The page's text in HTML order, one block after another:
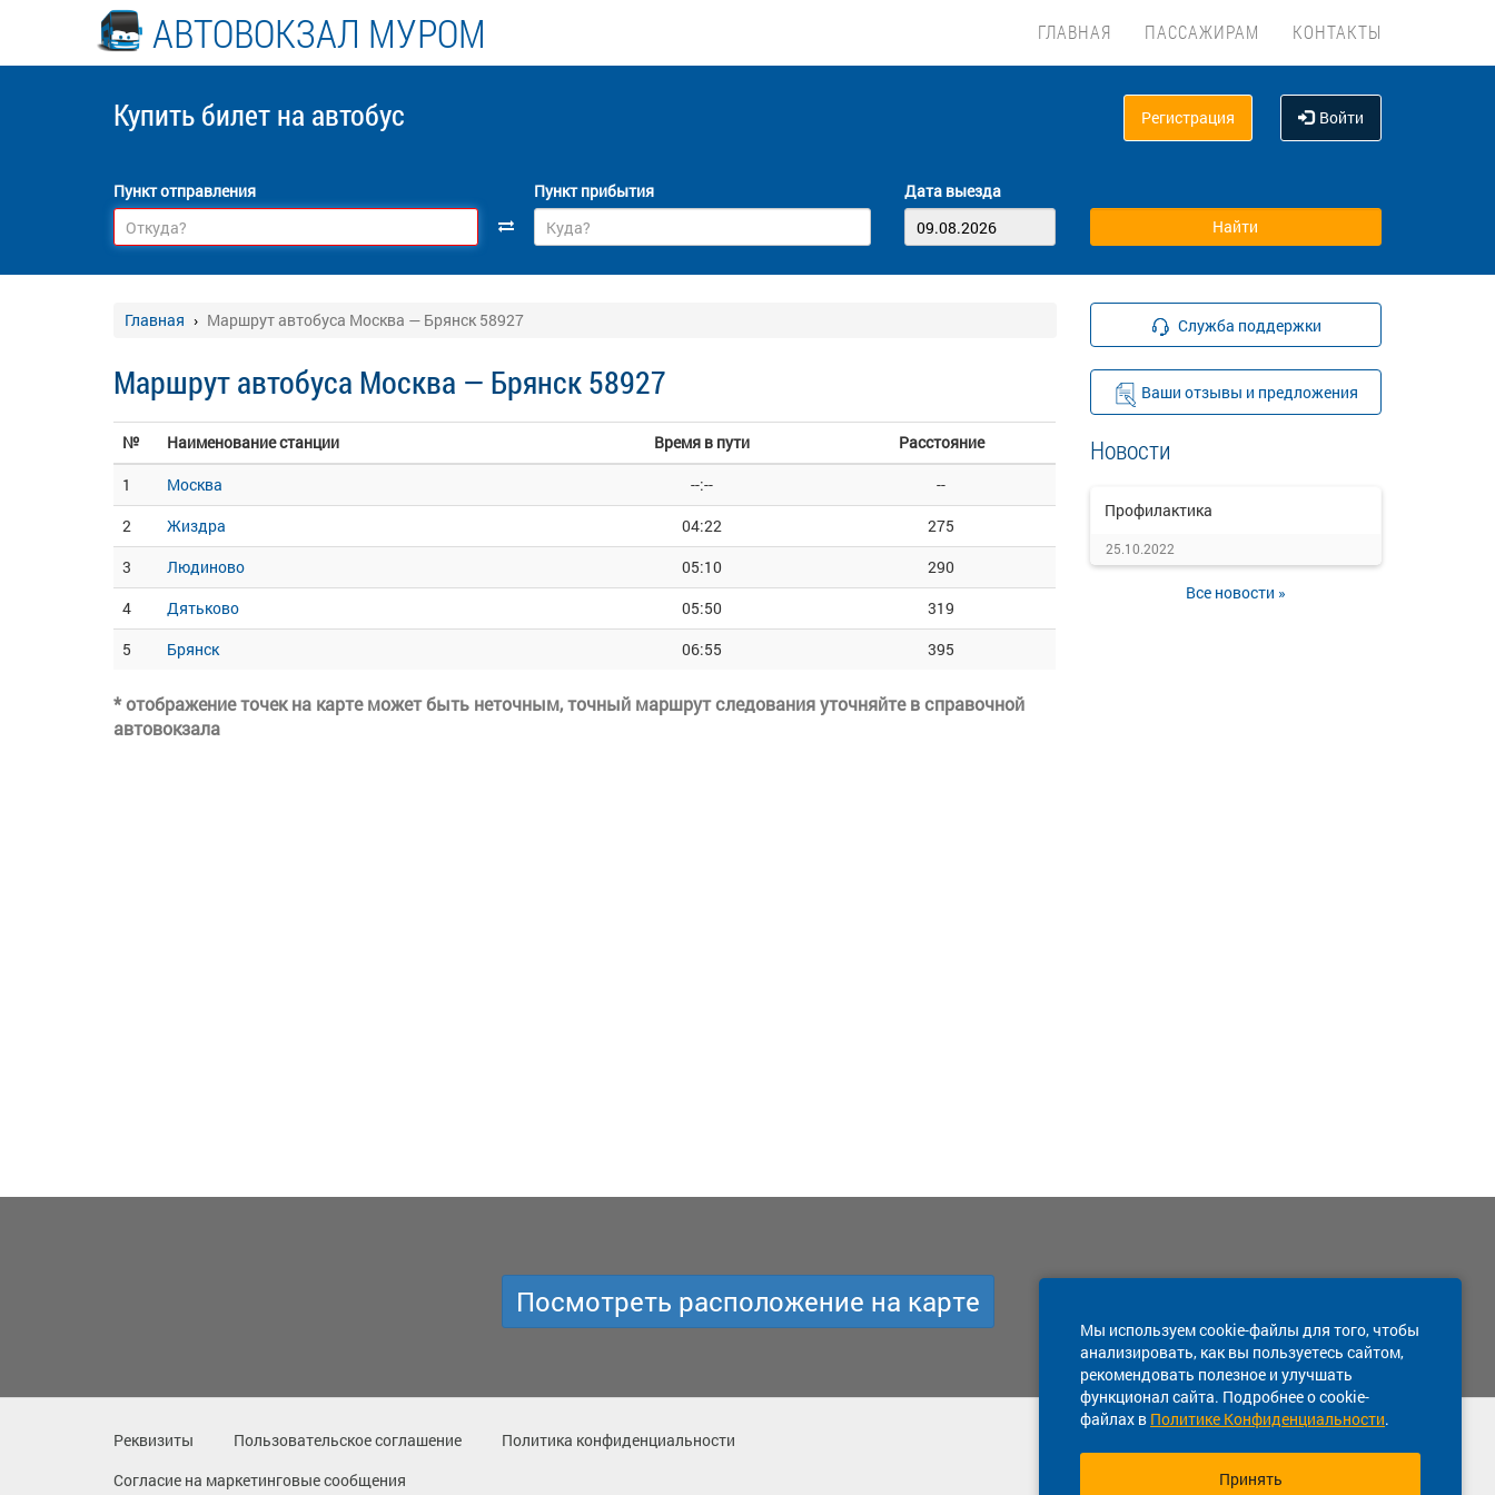
АВТОВОКЗАЛ МУРОМ ГЛАВНАЯ ПАССАЖИРАМ КОНТАКТЫ
Купить билет на автобус Регистрация Войти
Пункт отправления Пункт прибытия Дата выезда
Главная Маршрут автобуса Москва — Брянск 58927
Маршрут автобуса Москва — Брянск 58927
№ Наименование станции Время в пути
Расстояние
1
Москва --:--
--
2
Жиздра 04:22
275
3
Людиново 05:10
290
4
Дятьково 05:50
319
5
Брянск 06:55 395
* отображение точек на карте может быть неточным, точный маршрут следования уточняйте в справочной
автовокзала
Служба поддержки
Ваши отзывы и предложения
Новости
Профилактика
25.10.2022
Все новости »
Мы используем cookie-файлы для того, чтобы
анализировать, как вы пользуетесь сайтом,
рекомендовать полезное и улучшать
функционал сайта. Подробнее о cookie-
файлах в Политике Конфиденциальности.
Принять
Посмотреть расположение на карте
Реквизиты Пользовательское соглашение
Политика конфиденциальности
Согласие на маркетинговые сообщения
8 800 600-03-38